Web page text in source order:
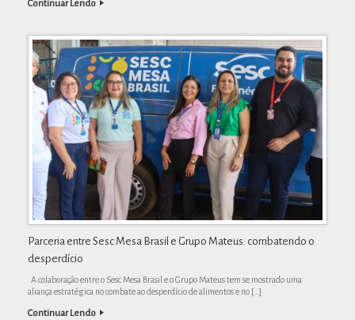
Continuar Lendo
Parceria entre Sesc Mesa Brasil e Grupo Mateus: combatendo o
desperdício
A colaboração entre o Sesc Mesa Brasil e o Grupo Mateus tem se mostrado uma
aliança estratégica no combate ao desperdício de alimentos e no […]
Continuar Lendo